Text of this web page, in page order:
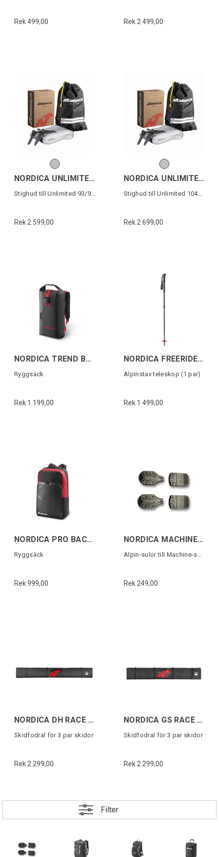
Rek 499,00 Rek 2 499,00
NORDICA UNLIMITED 93/94 SKIN
Stighud till Unlimited 93/94mm skidor
Rek 2 599,00
NORDICA UNLIMITED 104 SKIN
Stighud till Unlimited 104mm skidor
Rek 2 699,00
NORDICA TREND BACKBAG Svart/Röd
Ryggsäck
Rek 1 199,00
NORDICA FREERIDE UNLIMITED Svart/Röd
Alpinstav teleskop (1 par)
Rek 1 499,00
NORDICA PRO BACKPACK Svart/Röd
Ryggsäck
Rek 999,00
NORDICA MACHINE LINE 5355 MONO PU SOLES
Alpin-sulor till Machine-serien (1 par)
Rek 249,00
NORDICA DH RACE SKI BAG 3 PAIR Svart/Röd
Skidfodral för 3 par skidor
Rek 2 299,00
NORDICA GS RACE SKI BAG 3 PAIR Svart/Röd
Skidfodral för 3 par skidor
Rek 2 299,00
Filter